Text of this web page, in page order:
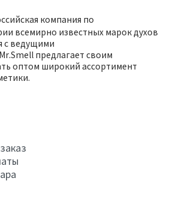
компания по
всемирно известных марок духов
с ведущими
предлагает своим
оптом широкий ассортимент